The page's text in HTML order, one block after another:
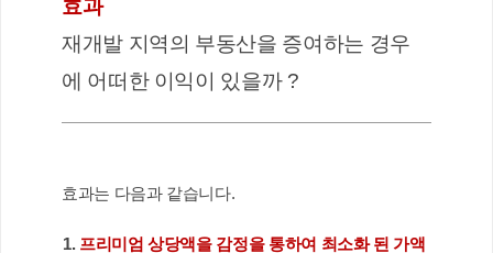
효과
재개발 지역의 부동산을 증여하는 경우
에 어떠한 이익이 있을까 ?
효과는 다음과 같습니다.
프리미엄 상당액을 감정을 통하여 최소화 된 가액